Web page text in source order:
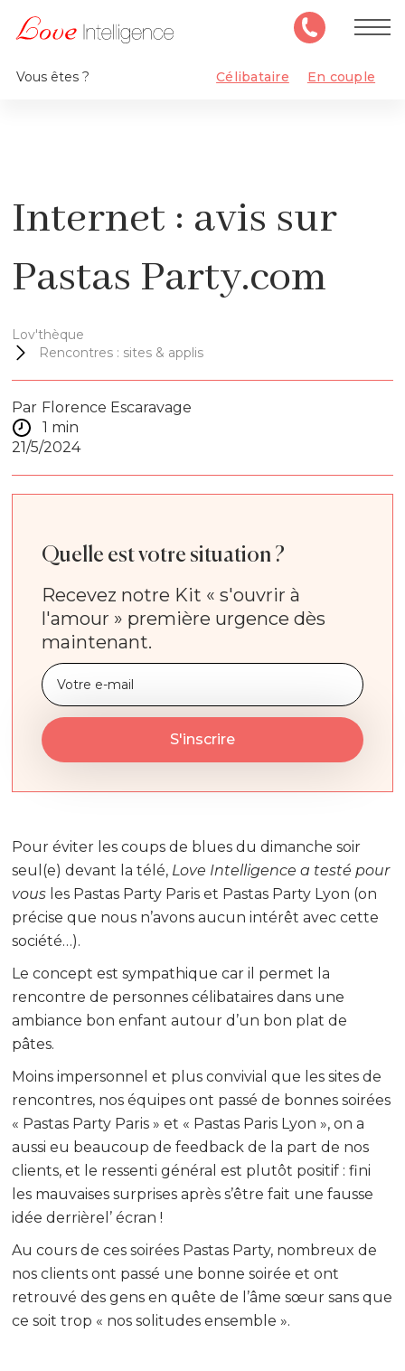
Vous êtes ? Célibataire En couple
Internet : avis sur
Pastas Party.com
Lov'thèque
Rencontres : sites & applis
Par Florence Escaravage
1 min
21/5/2024
Quelle est votre situation ?
Recevez notre Kit « s'ouvrir à
l'amour » première urgence dès
maintenant.
Pour éviter les coups de blues du dimanche soir
seul(e) devant la télé, Love Intelligence a testé pour
vous les Pastas Party Paris et Pastas Party Lyon (on
précise que nous n’avons aucun intérêt avec cette
société…).
Le concept est sympathique car il permet la
rencontre de personnes célibataires dans une
ambiance bon enfant autour d’un bon plat de
pâtes.
Moins impersonnel et plus convivial que les sites de
rencontres, nos équipes ont passé de bonnes soirées
« Pastas Party Paris » et « Pastas Paris Lyon », on a
aussi eu beaucoup de feedback de la part de nos
clients, et le ressenti général est plutôt positif : fini
les mauvaises surprises après s’être fait une fausse
idée derrièrel’ écran !
Au cours de ces soirées Pastas Party, nombreux de
nos clients ont passé une bonne soirée et ont
retrouvé des gens en quête de l’âme sœur sans que
ce soit trop « nos solitudes ensemble ».